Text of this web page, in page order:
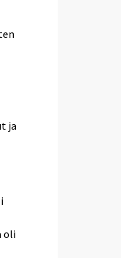
ja
oli